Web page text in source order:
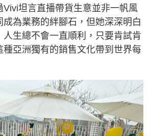
Vivi坦言直播帶貨生意並非一帆風
成為業務的絆腳石，但她深深明白
人生總不會一直順利，只要肯試肯
種亞洲獨有的銷售文化帶到世界每